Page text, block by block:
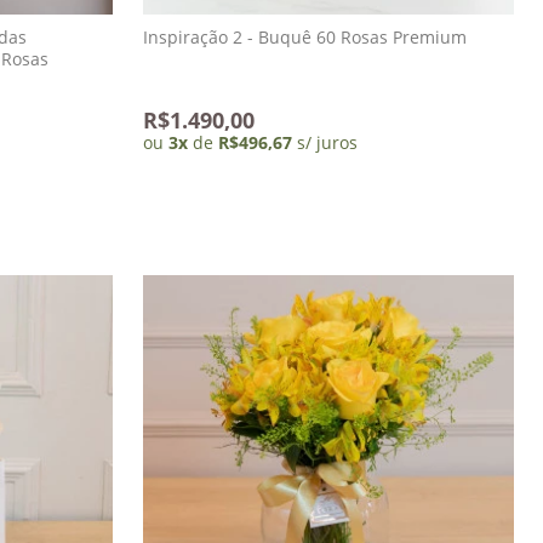
Rosas
Inspiração 2 - Buquê 60 Rosas Premium
R$1.490,00
ou 3xde R$496,67s/ juros